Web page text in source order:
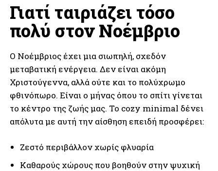
Γιατί ταιριάζει τόσο
πολύ στον Νοέμβριο
Ο Νοέμβριος έχει μια σιωπηλή, σχεδόν
μεταβατική ενέργεια. Δεν είναι ακόμη
Χριστούγεννα, αλλά ούτε και το πολύχρωμο
φθινόπωρο. Είναι ο μήνας όπου το σπίτι γίνεται
το κέντρο της ζωής μας. Το cozy minimal δένει
απόλυτα με αυτή την αίσθηση επειδή προσφέρει:
Ζεστό περιβάλλον χωρίς φλυαρία
Καθαρούς χώρους που βοηθούν στην ψυχική